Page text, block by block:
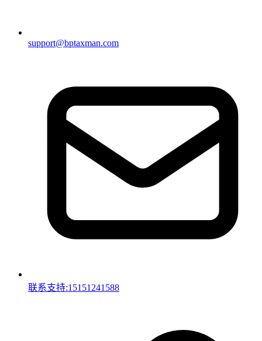
support@bptaxman.com
联系支持:15151241588